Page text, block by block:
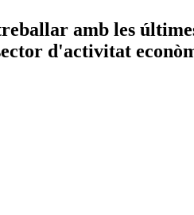
amb les
d'activitat